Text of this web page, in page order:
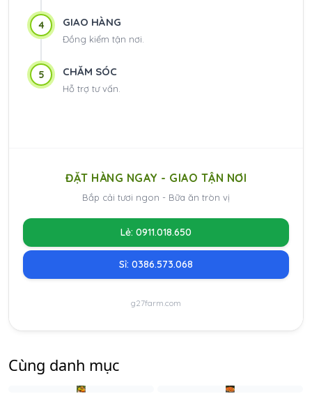
4 GIAO HÀNG
Đồng kiểm tận nơi.
5 CHĂM SÓC
Hỗ trợ tư vấn.
ĐẶT HÀNG NGAY - GIAO TẬN NƠI
Bắp cải tươi ngon - Bữa ăn tròn vị
Lẻ: 0911.018.650
Sỉ: 0386.573.068
g27farm.com
Cùng danh mục